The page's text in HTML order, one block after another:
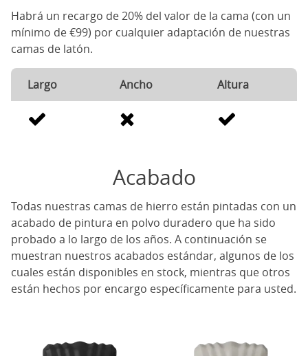
Habrá un recargo de 20% del valor de la cama (con un
mínimo de €99) por cualquier adaptación de nuestras
camas de latón.
Largo Ancho Altura
Acabado
Todas nuestras camas de hierro están pintadas con un
acabado de pintura en polvo duradero que ha sido
probado a lo largo de los años. A continuación se
muestran nuestros acabados estándar, algunos de los
cuales están disponibles en stock, mientras que otros
están hechos por encargo específicamente para usted.